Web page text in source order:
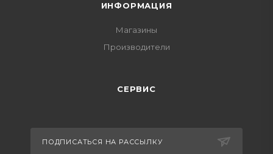
ИНФОРМАЦИЯ
Магазины
Производители
СЕРВИС
ПОДПИСАТЬСЯ НА РАССЫЛКУ